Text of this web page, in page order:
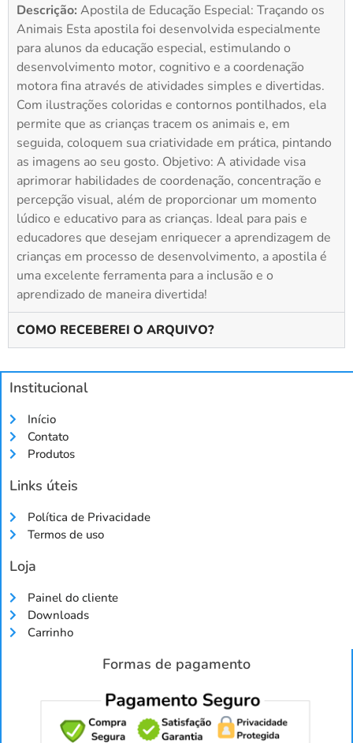
Descrição: Apostila de Educação Especial: Traçando os
Animais Esta apostila foi desenvolvida especialmente
para alunos da educação especial, estimulando o
desenvolvimento motor, cognitivo e a coordenação
motora fina através de atividades simples e divertidas.
Com ilustrações coloridas e contornos pontilhados, ela
permite que as crianças tracem os animais e, em
seguida, coloquem sua criatividade em prática, pintando
as imagens ao seu gosto. Objetivo: A atividade visa
aprimorar habilidades de coordenação, concentração e
percepção visual, além de proporcionar um momento
lúdico e educativo para as crianças. Ideal para pais e
educadores que desejam enriquecer a aprendizagem de
crianças em processo de desenvolvimento, a apostila é
uma excelente ferramenta para a inclusão e o
aprendizado de maneira divertida!
COMO RECEBEREI O ARQUIVO?
Institucional
Início
Contato
Produtos
Links úteis
Política de Privacidade
Termos de uso
Loja
Painel do cliente
Downloads
Carrinho
Formas de pagamento